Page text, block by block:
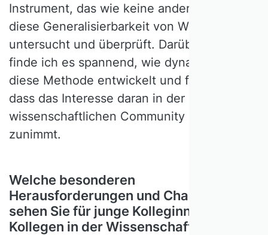
Instrument, das wie keine anderes genau
diese Generalisierbarkeit von Wissen
untersucht und überprüft. Darüber hinaus
finde ich es spannend, wie dynamisch sich
diese Methode entwickelt und freue mich,
dass das Interesse daran in der
wissenschaftlichen Community immer mehr
zunimmt.
Welche besonderen
Herausforderungen und Chancen
sehen Sie für junge Kolleginnen und
Kollegen in der Wissenschaft?